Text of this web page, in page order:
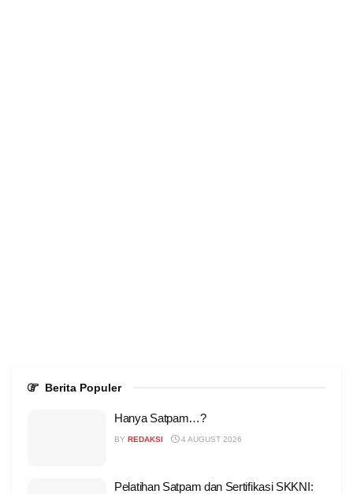
Berita Populer
Hanya Satpam…?
BY REDAKSI 4 AUGUST 2026
Pelatihan Satpam dan Sertifikasi SKKNI: